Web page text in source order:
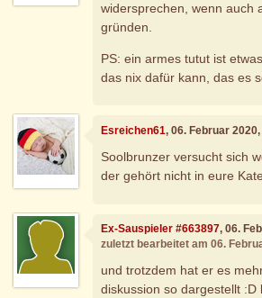
widersprechen, wenn auch
gründen.
PS: ein armes tutut ist
das nix dafür kann, das es
Esreichen61, 06. Februar
Soolbrunzer versucht sich
der gehört nicht in eure
Ex-Sauspieler #663897, 06.
zuletzt bearbeitet am 06.
und trotzdem hat er es
diskussion so dargestellt :D